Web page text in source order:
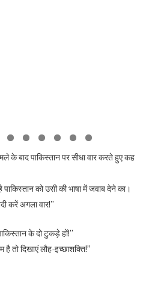
के बाद पाकिस्तान पर सीधा वार करते हुए कह
को उसी की भाषा में जवाब देने का।
करें अगला वार!”
के दो टुकड़े हों!”
तो दिखाएं लौह-इच्छाशक्ति!”